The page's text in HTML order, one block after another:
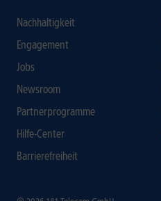
Nachhaltigkeit
Engagement
Jobs
Newsroom
Partnerprogramme
Hilfe-Center
Barrierefreiheit